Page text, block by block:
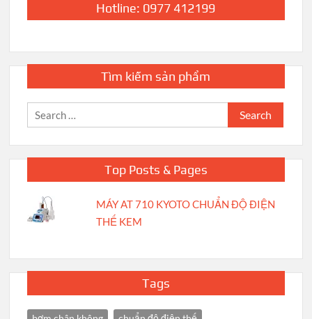
Hotline: 0977 412199
Tìm kiếm sản phẩm
Search
for:
Top Posts & Pages
MÁY AT 710 KYOTO CHUẨN ĐỘ ĐIỆN
THẾ KEM
Tags